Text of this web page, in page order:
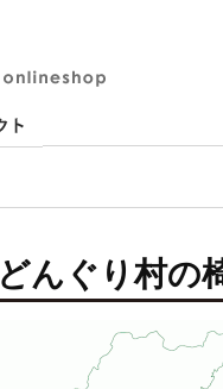
どんぐり村の